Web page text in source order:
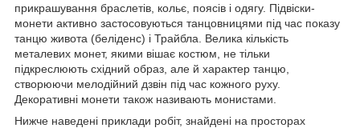
прикрашування браслетів, кольє, поясів і одягу. Підвіски-
монети активно застосовуються танцовницями під час показу
танцю живота (беліденс) і Трайбла. Велика кількість
металевих монет, якими вішає костюм, не тільки
підкреслюють східний образ, але й характер танцю,
створюючи мелодійний дзвін під час кожного руху.
Декоративні монети також називають монистами.
Нижче наведені приклади робіт, знайдені на просторах